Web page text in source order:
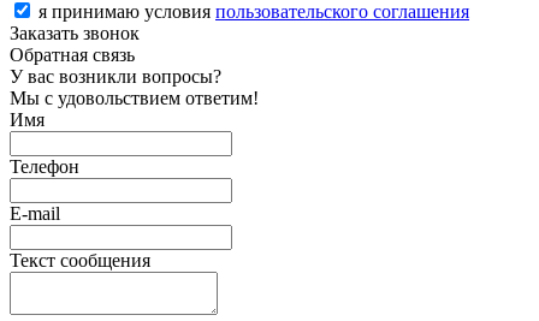
я принимаю условия пользовательского соглашения
Заказать звонок
Обратная связь
У вас возникли вопросы?
Мы с удовольствием ответим!
Имя
Телефон
E-mail
Текст сообщения